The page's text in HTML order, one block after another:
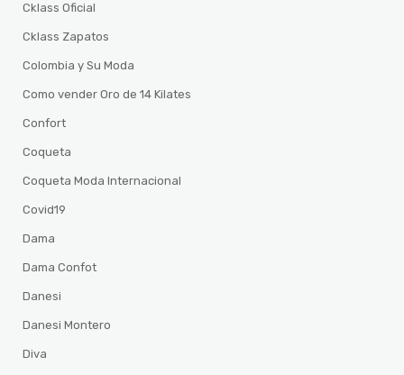
Cklass Oficial
Cklass Zapatos
Colombia y Su Moda
Como vender Oro de 14 Kilates
Confort
Coqueta
Coqueta Moda Internacional
Covid19
Dama
Dama Confot
Danesi
Danesi Montero
Diva